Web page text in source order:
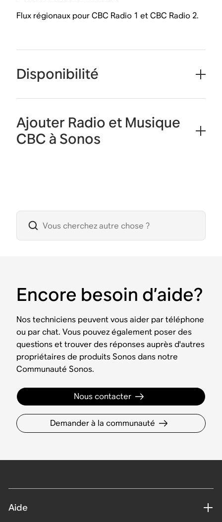
Flux régionaux pour CBC Radio 1 et CBC Radio 2.
Disponibilité
Ajouter Radio et Musique
CBC à Sonos
Encore besoin d’aide?
Nos techniciens peuvent vous aider par téléphone
ou par chat. Vous pouvez également poser des
questions et trouver des réponses auprès d'autres
propriétaires de produits Sonos dans notre
Communauté Sonos.
Nous contacter
Demander à la communauté
Aide